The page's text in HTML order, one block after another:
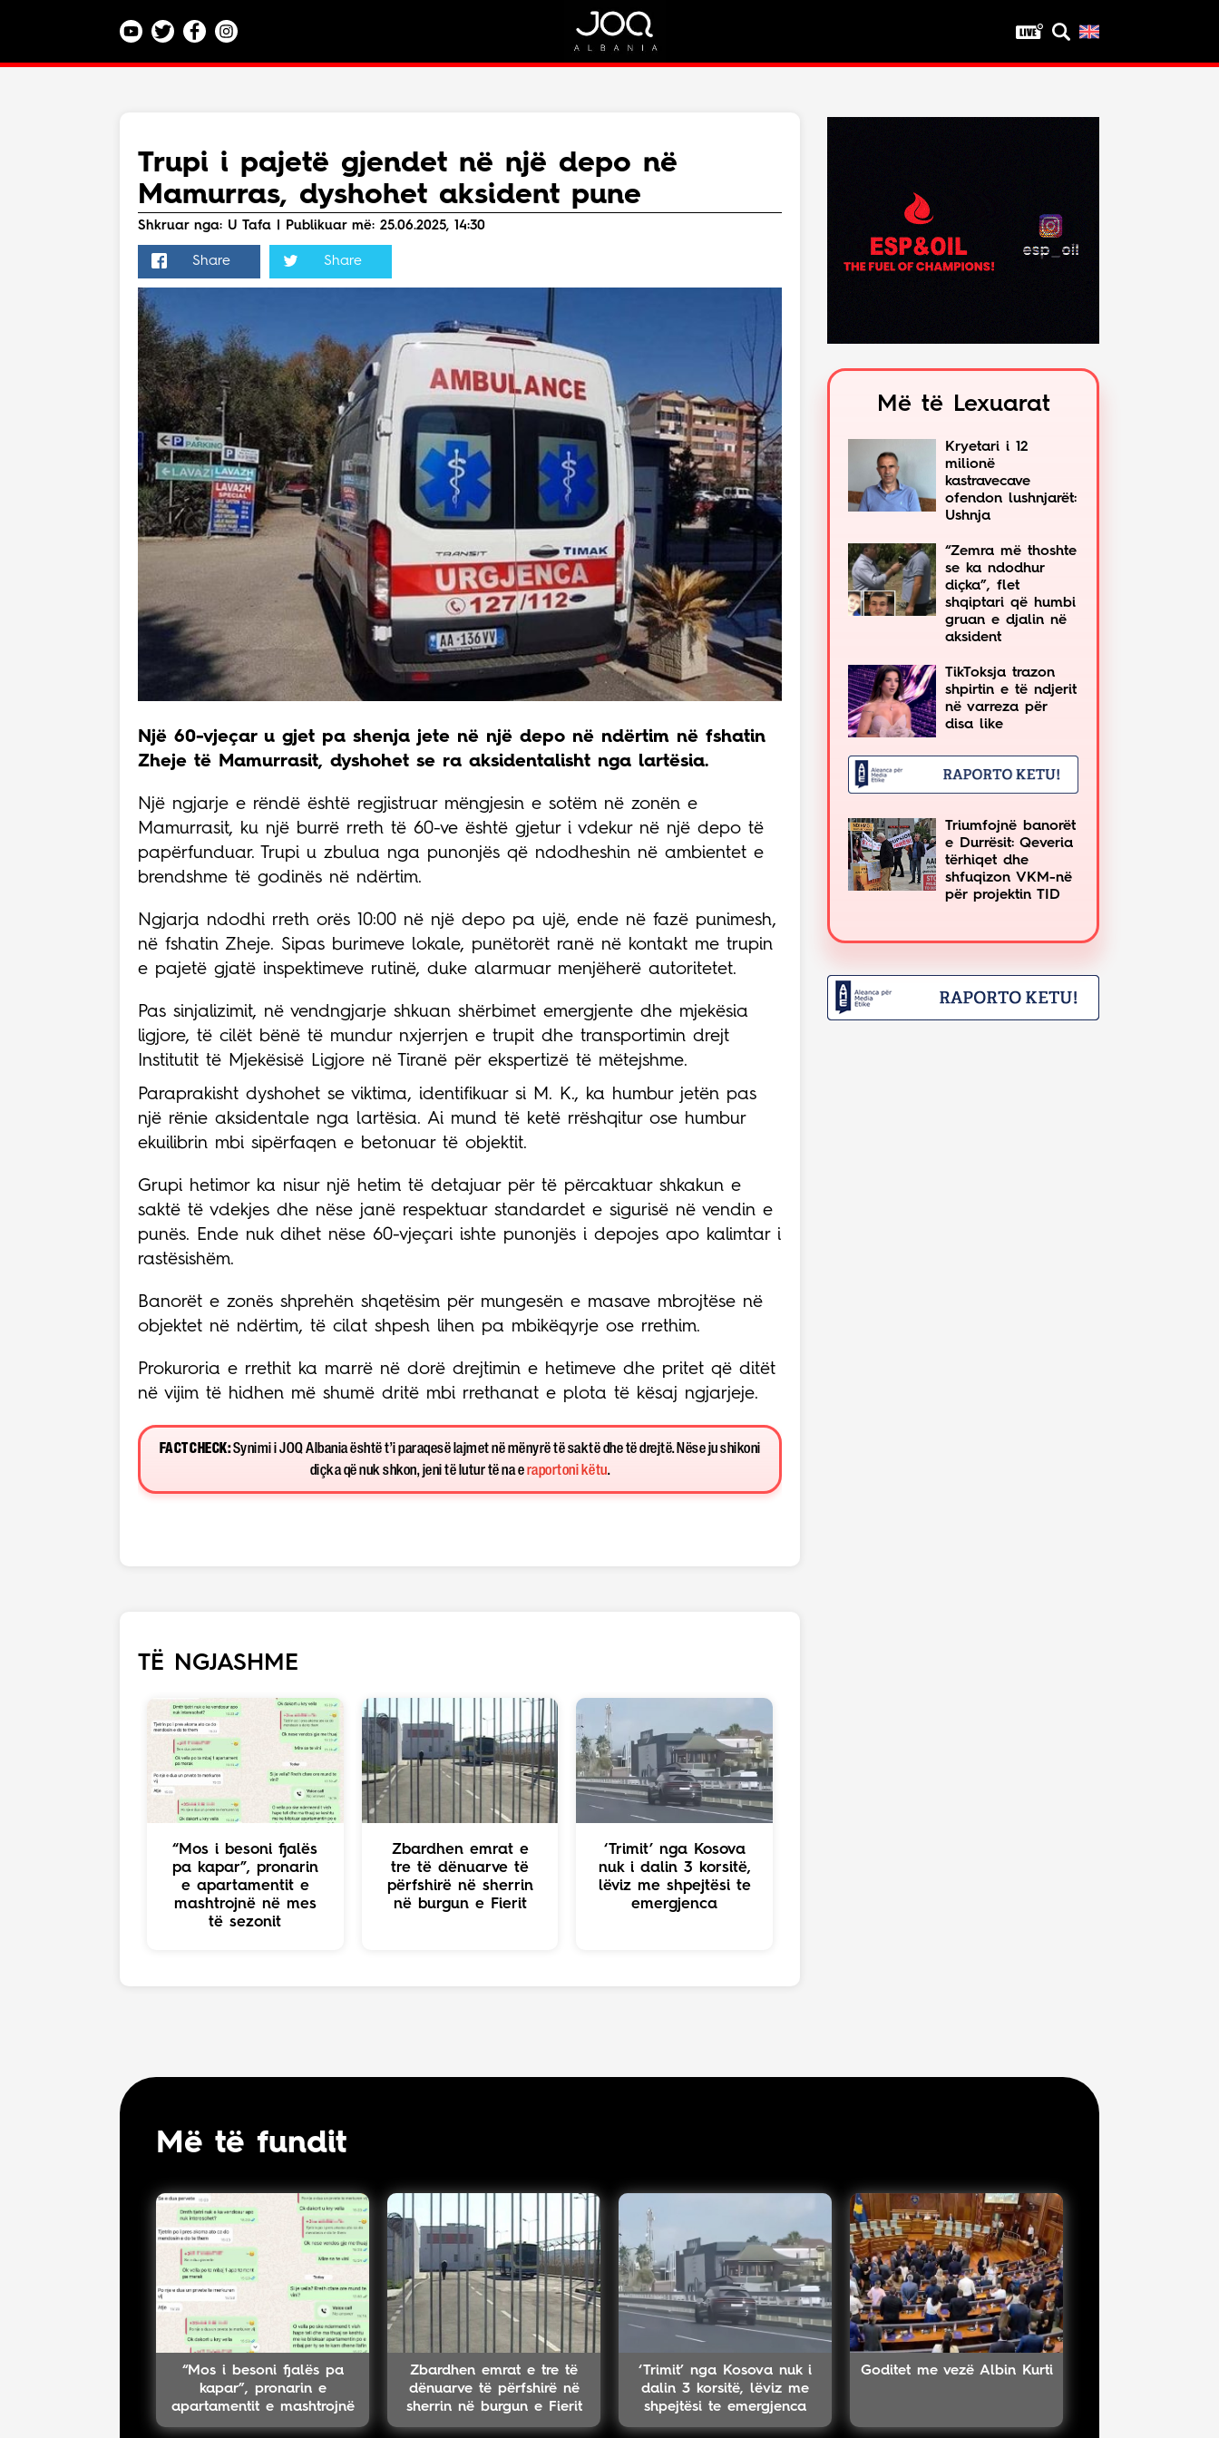
Lajme
Teknologji
Bota
Argëtim
Maqedoni
Puno me ne!
Live
Trupi i pajetë gjendet në një depo në
Mamurras, dyshohet aksident pune
Shkruar nga: U Tafa | Publikuar më: 25.06.2025, 14:30
Share Share
Një 60-vjeçar u gjet pa shenja jete në një depo në ndërtim në fshatin
Zheje të Mamurrasit, dyshohet se ra aksidentalisht nga lartësia.
Një ngjarje e rëndë është regjistruar mëngjesin e sotëm në zonën e
Mamurrasit, ku një burrë rreth të 60-ve është gjetur i vdekur në një depo të
papërfunduar. Trupi u zbulua nga punonjës që ndodheshin në ambientet e
brendshme të godinës në ndërtim.
Ngjarja ndodhi rreth orës 10:00 në një depo pa ujë, ende në fazë punimesh,
në fshatin Zheje. Sipas burimeve lokale, punëtorët ranë në kontakt me trupin
e pajetë gjatë inspektimeve rutinë, duke alarmuar menjëherë autoritetet.
Pas sinjalizimit, në vendngjarje shkuan shërbimet emergjente dhe mjekësia
ligjore, të cilët bënë të mundur nxjerrjen e trupit dhe transportimin drejt
Institutit të Mjekësisë Ligjore në Tiranë për ekspertizë të mëtejshme.
Paraprakisht dyshohet se viktima, identifikuar si M. K., ka humbur jetën pas
një rënie aksidentale nga lartësia. Ai mund të ketë rrëshqitur ose humbur
ekuilibrin mbi sipërfaqen e betonuar të objektit.
Grupi hetimor ka nisur një hetim të detajuar për të përcaktuar shkakun e
saktë të vdekjes dhe nëse janë respektuar standardet e sigurisë në vendin e
punës. Ende nuk dihet nëse 60-vjeçari ishte punonjës i depojes apo kalimtar i
rastësishëm.
Banorët e zonës shprehën shqetësim për mungesën e masave mbrojtëse në
objektet në ndërtim, të cilat shpesh lihen pa mbikëqyrje ose rrethim.
Prokuroria e rrethit ka marrë në dorë drejtimin e hetimeve dhe pritet që ditët
në vijim të hidhen më shumë dritë mbi rrethanat e plota të kësaj ngjarjeje.
FACT CHECK:Synimi i JOQ Albania është t’i paraqesë lajmet në mënyrë të saktë dhe të drejtë. Nëse ju shikoni
diçka që nuk shkon, jeni të lutur të na e raportoni këtu.
TË NGJASHME
“Mos i besoni fjalës
pa kapar”, pronarin
e apartamentit e
mashtrojnë në mes
të sezonit
Zbardhen emrat e
tre të dënuarve të
përfshirë në sherrin
në burgun e Fierit
‘Trimit’ nga Kosova
nuk i dalin 3 korsitë,
lëviz me shpejtësi te
emergjenca
Më të Lexuarat
Kryetari i 12
milionë
kastravecave
ofendon lushnjarët:
Ushnja
“Zemra më thoshte
se ka ndodhur
diçka”, flet
shqiptari që humbi
gruan e djalin në
aksident
TikToksja trazon
shpirtin e të ndjerit
në varreza për
disa like
Triumfojnë banorët
e Durrësit: Qeveria
tërhiqet dhe
shfuqizon VKM-në
për projektin TID
Më të fundit
“Mos i besoni fjalës pa
kapar”, pronarin e
apartamentit e mashtrojnë
në mes të sezonit
Zbardhen emrat e tre të
dënuarve të përfshirë në
sherrin në burgun e Fierit
‘Trimit’ nga Kosova nuk i
dalin 3 korsitë, lëviz me
shpejtësi te emergjenca
Goditet me vezë Albin Kurti